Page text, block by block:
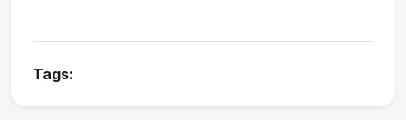
Tags: